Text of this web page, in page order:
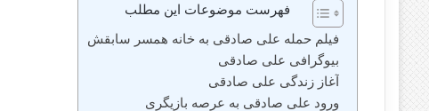
فهرست موضوعات این مطلب
فیلم حمله علی صادقی به خانه همسر سابقش
بیوگرافی علی صادقی
آغاز زندگی علی صادقی
ورود علی صادقی به عرصه بازیگری